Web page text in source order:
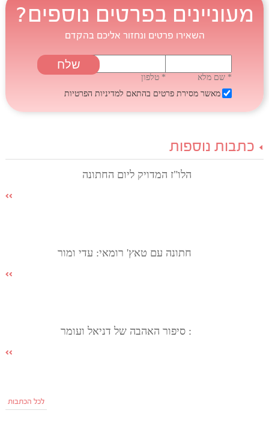
מעוניינים בפרטים נוספים?
השאירו פרטים ונחזור אליכם בהקדם
* שם מלא
* טלפון
מאשר מסירת פרטים בהתאם למדיניות הפרטיות
כתבות נוספות
הלו"ז המדויק ליום החתונה
חתונה עם טאץ' רומאי: עדי ומור
: סיפור האהבה של דניאל ועומר
לכל הכתבות